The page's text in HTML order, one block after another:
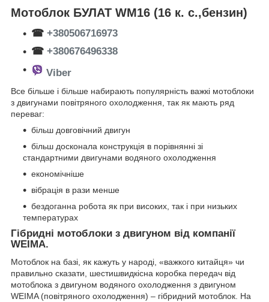
Мотоблок БУЛАТ WM16 (16 к. с.,бензин)
☎ +380506716973
☎ +380676496338
Viber
Все більше і більше набирають популярність важкі мотоблоки
з двигунами повітряного охолодження, так як мають ряд
переваг:
більш довговічний двигун
більш досконала конструкція в порівнянні зі
стандартними двигунами водяного охолодження
економічніше
вібрація в рази менше
бездоганна робота як при високих, так і при низьких
температурах
Гібридні мотоблоки з двигуном від компанії
WEIMA.
Мотоблок на базі, як кажуть у народі, «важкого китайця» чи
правильно сказати, шестишвидкісна коробка передач від
мотоблока з двигуном водяного охолодження з двигуном
WEIMA (повітряного охолодження) – гібридний мотоблок. На